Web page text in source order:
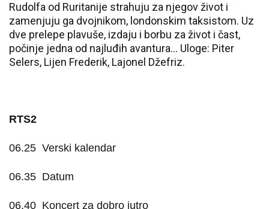
Rudolfa od Ruritanije strahuju za njegov život i
zamenjuju ga dvojnikom, londonskim taksistom. Uz
dve prelepe plavuše, izdaju i borbu za život i čast,
počinje jedna od najluđih avantura... Uloge: Piter
Selers, Lijen Frederik, Lajonel Džefriz.
RTS2
06.25 Verski kalendar
06.35 Datum
06.40 Koncert za dobro jutro